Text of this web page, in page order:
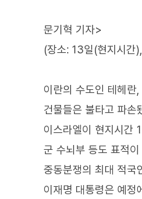
문기혁 기자>
(장소: 13일(현지시간
이란의 수도인 테헤란
건물들은 불타고 파손
이스라엘이 현지시간
군 수뇌부 등도 표적이
중동분쟁의 최대 적국
이재명 대통령은 예정